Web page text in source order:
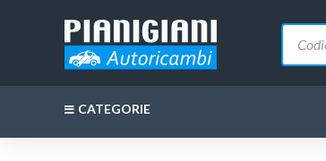
prodotti
CATEGORIE